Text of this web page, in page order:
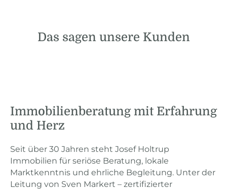
Das sagen unsere Kunden
Immobilienberatung mit Erfahrung
und Herz
Seit über 30 Jahren steht Josef Holtrup
Immobilien für seriöse Beratung, lokale
Marktkenntnis und ehrliche Begleitung. Unter der
Leitung von Sven Markert – zertifizierter